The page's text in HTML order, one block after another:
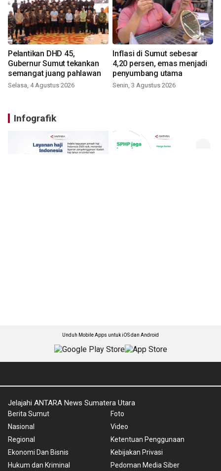
Pelantikan DHD 45,
Gubernur Sumut tekankan
semangat juang pahlawan
Selasa, 4 Agustus 2026
Inflasi di Sumut sebesar
4,20 persen, emas menjadi
penyumbang utama
Senin, 3 Agustus 2026
Infografik
Unduh Mobile Apps untuk iOS dan Android
Jelajahi ANTARA News Sumatera Utara
Berita Sumut
Nasional
Regional
Ekonomi Dan Bisnis
Hukum dan Kriminal
Foto
Video
Ketentuan Penggunaan
Kebijakan Privasi
Pedoman Media Siber